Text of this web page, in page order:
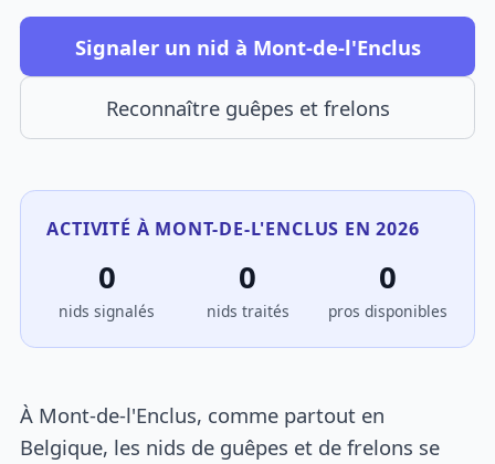
Signaler un nid à Mont-de-l'Enclus
Reconnaître guêpes et frelons
ACTIVITÉ À MONT-DE-L'ENCLUS EN 2026
0
nids signalés
0
nids traités
0
pros disponibles
À Mont-de-l'Enclus, comme partout en
Belgique, les nids de guêpes et de frelons se